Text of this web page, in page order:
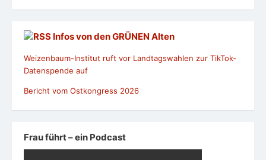
Infos von den GRÜNEN Alten
Weizenbaum-Institut ruft vor Landtagswahlen zur TikTok-
Datenspende auf
Bericht vom Ostkongress 2026
Frau führt – ein Podcast